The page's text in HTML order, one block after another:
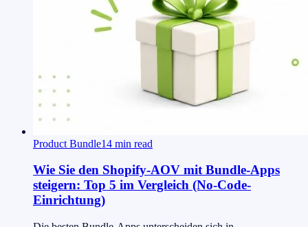
Product Bundle14 min read
Wie Sie den Shopify-AOV mit Bundle-Apps
steigern: Top 5 im Vergleich (No-Code-
Einrichtung)